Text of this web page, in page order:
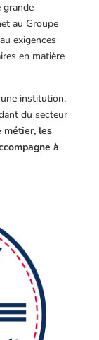
grande
au Groupe
exigences
en matière
institution,
du secteur
métier, les
à